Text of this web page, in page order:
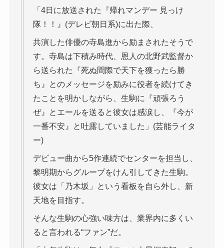
「4日に放送された『帰れマンデー 見っけ
隊！！』(デレビ朝日系)に出た際、
共演した俳優の寺島進から励まされたそうで
す。寺島は下積み時代、恩人の北野武監督か
ら送られた『死ぬ間際で天下を獲ったら勝
ち』とのメッセージを励みに役者を続けてき
たことを明かしながら、生駒に『頑張ろう
ぜ』とエールを送ると彼女は感涙し、『今が
一番不安』と吐露していました」(芸能ライタ
ー)
デビュー曲から5作連続でセンターを担当し、
黎明期からグループをけん引してきた生駒。
彼女は「乃木坂」という看板を自ら外し、新
天地を目指す。
そんな生駒の心強い味方は、業界内に多くい
ると言われる“ファン”だ。